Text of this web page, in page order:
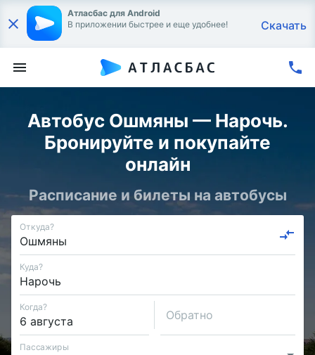
Атласбас для Android
В приложении быстрее и еще удобнее!
Скачать
Автобус Ошмяны — Нарочь.
Бронируйте и покупайте
онлайн
Расписание и билеты на автобусы
Откуда?
Куда?
Когда?
Обратно
Пассажиры